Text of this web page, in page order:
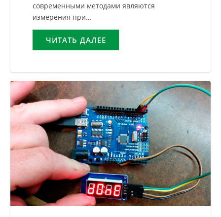
современными методами являются
измерения при…
ЧИТАТЬ ДАЛЕЕ